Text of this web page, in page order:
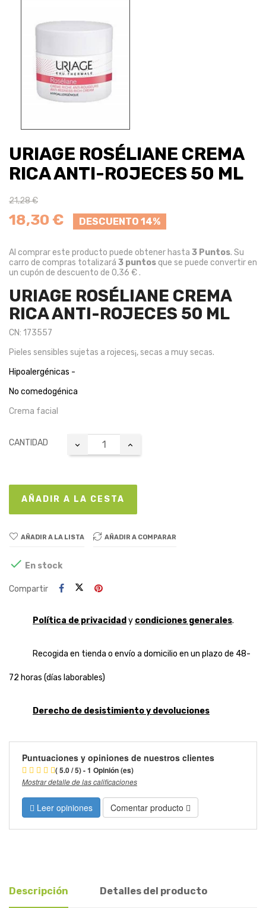
URIAGE ROSÉLIANE CREMA
RICA ANTI-ROJECES 50 ML
21,28 €
18,30 € DESCUENTO 14%
Al comprar este producto puede obtener hasta 3 Puntos. Su
carro de compras totalizará 3 puntosque se puede convertir en
un cupón de descuento de 0,36 €.
URIAGE ROSÉLIANE CREMA
RICA ANTI-ROJECES 50 ML
CN: 173557
Pieles sensibles sujetas a rojeces¡, secas a muy secas.
Hipoalergénicas -
No comedogénica
Crema facial
CANTIDAD
AÑADIR A LA CESTA
AÑADIR A LA LISTA AÑADIR A COMPARAR
 En stock
Compartir
Política de privacidad y condiciones generales.
Recogida en tienda o envío a domicilio en un plazo de 48-
72 horas (días laborables)
Derecho de desistimiento y devoluciones
Puntuaciones y opiniones de nuestros clientes
( 5.0 / 5) - 1 Opinión (es)
Mostrar detalle de las calificaciones
Leer opiniones Comentar producto
Descripción Detalles del producto